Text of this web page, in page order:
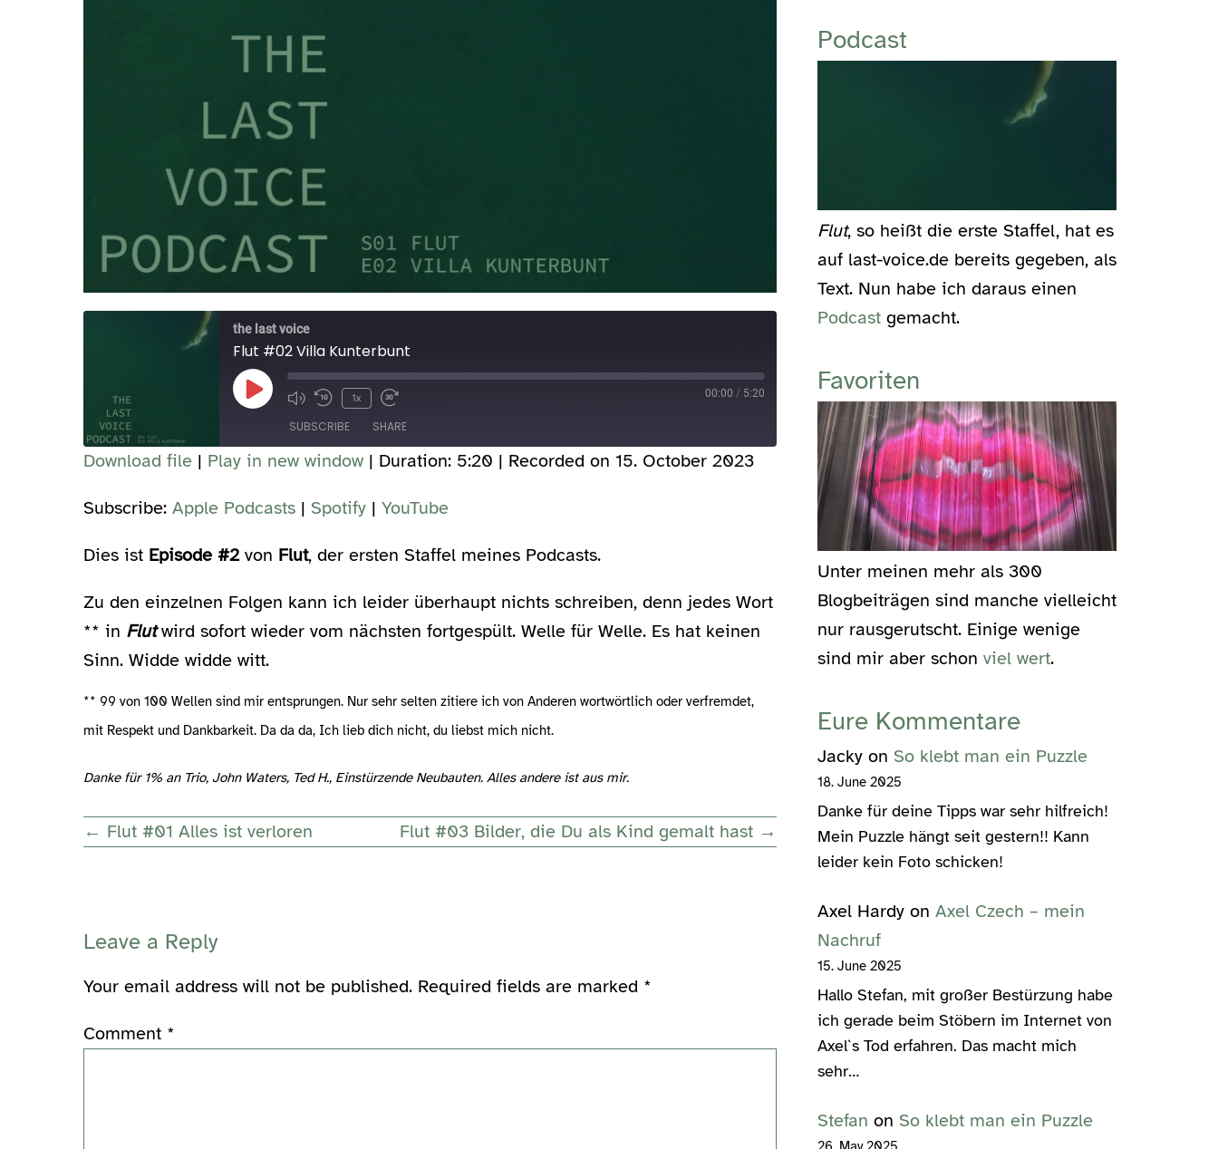
the last voice
Flut #02 Villa Kunterbunt
Play
Episode
1x 00:00 / 5:20
SUBSCRIBE SHARE
EMBED
Download file | Play in new window | Duration: 5:20 | Recorded on 15. October 2023
Subscribe: Apple Podcasts | Spotify | YouTube
Dies ist Episode #2von Flut, der ersten Staffel meines Podcasts.
Zu den einzelnen Folgen kann ich leider überhaupt nichts schreiben, denn jedes Wort
** in Flutwird sofort wieder vom nächsten fortgespült. Welle für Welle. Es hat keinen
Sinn. Widde widde witt.
** 99 von 100 Wellen sind mir entsprungen. Nur sehr selten zitiere ich von Anderen wortwörtlich oder verfremdet,
mit Respekt und Dankbarkeit. Da da da, Ich lieb dich nicht, du liebst mich nicht.
Danke für 1% an Trio, John Waters, Ted H., Einstürzende Neubauten. Alles andere ist aus mir.
Post
← Flut #01 Alles ist verloren Flut #03 Bilder, die Du als Kind gemalt hast →
Leave a Reply
Your email address will not be published. Required fields are marked *
Comment *
Podcast
Flut, so heißt die erste Staffel, hat es
auf last-voice.de bereits gegeben, als
Text. Nun habe ich daraus einen
Podcastgemacht.
Favoriten
Unter meinen mehr als 300
Blogbeiträgen sind manche vielleicht
nur rausgerutscht. Einige wenige
sind mir aber schon viel wert.
Eure Kommentare
Jackyon So klebt man ein Puzzle
18. June 2025
Danke für deine Tipps war sehr hilfreich!
Mein Puzzle hängt seit gestern!! Kann
leider kein Foto schicken!
Axel Hardyon Axel Czech – mein
Nachruf
15. June 2025
Hallo Stefan, mit großer Bestürzung habe
ich gerade beim Stöbern im Internet von
Axel`s Tod erfahren. Das macht mich
sehr…
Stefan on So klebt man ein Puzzle